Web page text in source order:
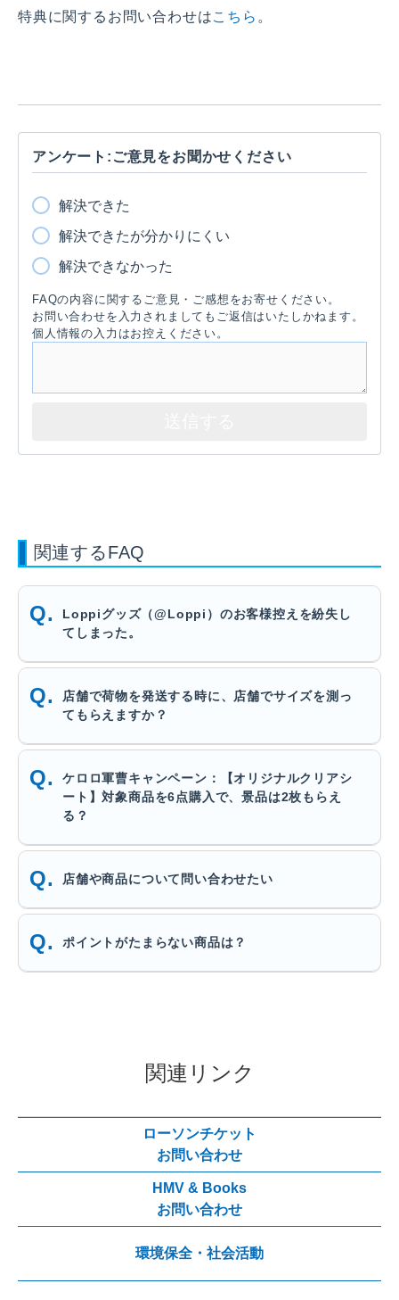
特典に関するお問い合わせはこちら 。
アンケート:ご意見をお聞かせください
解決できた
解決できたが分かりにくい
解決できなかった
FAQの内容に関するご意見・ご感想をお寄せください。
お問い合わせを入力されましてもご返信はいたしかねます。
個人情報の入力はお控えください。
関連するFAQ
Loppiグッズ（@Loppi）のお客様控えを紛失し
てしまった。
店舗で荷物を発送する時に、店舗でサイズを測っ
てもらえますか？
ケロロ軍曹キャンペーン：【オリジナルクリアシ
ート】対象商品を6点購入で、景品は2枚もらえ
る？
店舗や商品について問い合わせたい
ポイントがたまらない商品は？
関連リンク
ローソンチケット
お問い合わせ
HMV & Books
お問い合わせ
環境保全・社会活動